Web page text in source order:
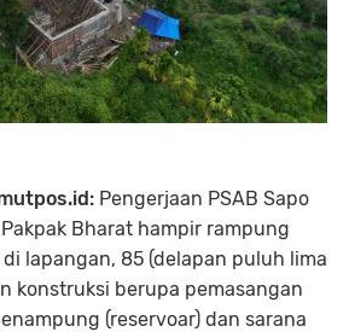
Pengerjaan PSAB Sapo
Bharat hampir rampung
lapangan, 85 (delapan puluh lima
konstruksi berupa pemasangan
(reservoar) dan sarana